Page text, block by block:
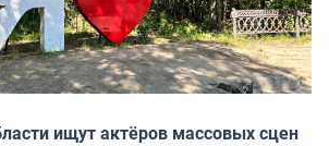
ищут актёров массовых сцен